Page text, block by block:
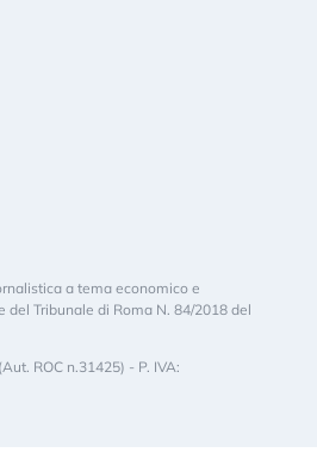
a tema economico e
Tribunale di Roma N. 84/2018 del
ROC n.31425) - P. IVA: